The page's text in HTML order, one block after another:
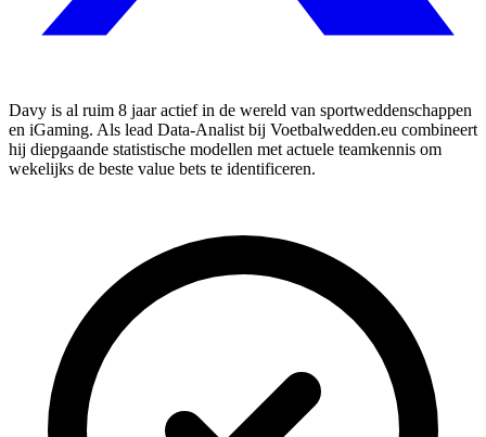
Davy is al ruim 8 jaar actief in de wereld van sportweddenschappen
en iGaming. Als lead Data-Analist bij Voetbalwedden.eu combineert
hij diepgaande statistische modellen met actuele teamkennis om
wekelijks de beste value bets te identificeren.